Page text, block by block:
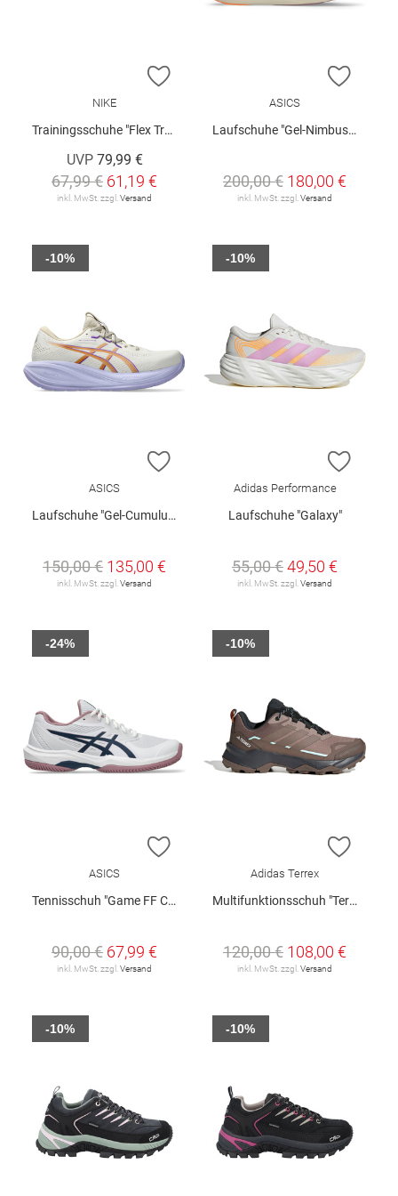
ZUR WUNSCHLISTE HINZUFÜGEN
NIKE
Trainingsschuhe "Flex Train W"
UVP 79,99 €
67,99 € 61,19 €
inkl. MwSt. zzgl. Versand
ZUR
ASICS
Laufschuhe "Gel-Nimbus 28 W"
200,00 € 180,00 €
inkl. MwSt. zzgl. Versand
ZUR WUNSCHLISTE HINZUFÜGEN
ASICS
Laufschuhe "Gel-Cumulus 28"
150,00 € 135,00 €
inkl. MwSt. zzgl. Versand
-10%
ZUR
Adidas Performance
Laufschuhe "Galaxy"
55,00 €49,50 €
inkl. MwSt. zzgl. Versand
-10%
ZUR WUNSCHLISTE HINZUFÜGEN
ASICS
Tennisschuh "Game FF Clay/Oc W"
90,00 € 67,99 €
inkl. MwSt. zzgl. Versand
-24%
ZUR
Adidas Terrex
Multifunktionsschuh "Terrex"
120,00 € 108,00 €
inkl. MwSt. zzgl. Versand
-10%
-10% -10%